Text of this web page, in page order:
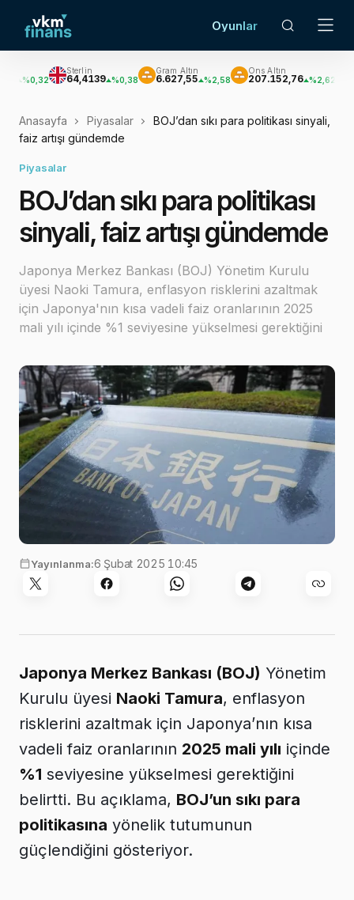
Oyunlar
Sterlin
64,4139 %0,38
Gram Altın
6.627,55 %2,58
Ons Altın
207.152,76 %2,62 3.033,47
Anasayfa Piyasalar
BOJ’dan sıkı para politikası sinyali,
faiz artışı gündemde
Piyasalar
BOJ’dan sıkı para politikası
sinyali, faiz artışı gündemde
Japonya Merkez Bankası (BOJ) Yönetim Kurulu
üyesi Naoki Tamura, enflasyon risklerini azaltmak
için Japonya'nın kısa vadeli faiz oranlarının 2025
mali yılı içinde %1 seviyesine yükselmesi gerektiğini
Yayınlanma:6 Şubat 2025 10:45
Japonya Merkez Bankası (BOJ) Yönetim
Kurulu üyesi Naoki Tamura, enflasyon
risklerini azaltmak için Japonya’nın kısa
vadeli faiz oranlarının 2025 mali yılı içinde
%1 seviyesine yükselmesi gerektiğini
belirtti. Bu açıklama, BOJ’un sıkı para
politikasına yönelik tutumunun
güçlendiğini gösteriyor.